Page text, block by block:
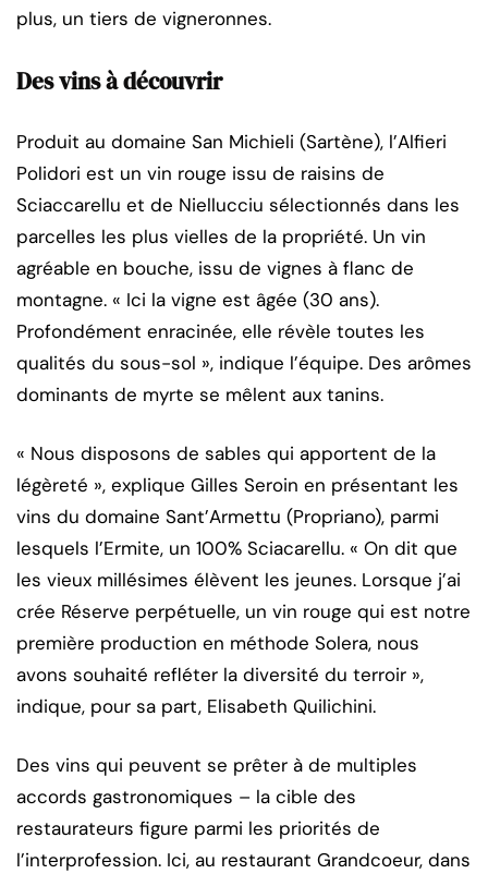
plus, un tiers de vigneronnes.
Des vins à découvrir
Produit au domaine San Michieli (Sartène), l’Alfieri
Polidori est un vin rouge issu de raisins de
Sciaccarellu et de Niellucciu sélectionnés dans les
parcelles les plus vielles de la propriété. Un vin
agréable en bouche, issu de vignes à flanc de
montagne. « Ici la vigne est âgée (30 ans).
Profondément enracinée, elle révèle toutes les
qualités du sous-sol », indique l’équipe. Des arômes
dominants de myrte se mêlent aux tanins.
« Nous disposons de sables qui apportent de la
légèreté », explique Gilles Seroin en présentant les
vins du domaine Sant’Armettu (Propriano), parmi
lesquels l’Ermite, un 100% Sciacarellu. « On dit que
les vieux millésimes élèvent les jeunes. Lorsque j’ai
crée Réserve perpétuelle, un vin rouge qui est notre
première production en méthode Solera, nous
avons souhaité refléter la diversité du terroir »,
indique, pour sa part, Elisabeth Quilichini.
Des vins qui peuvent se prêter à de multiples
accords gastronomiques – la cible des
restaurateurs figure parmi les priorités de
l’interprofession. Ici, au restaurant Grandcoeur, dans